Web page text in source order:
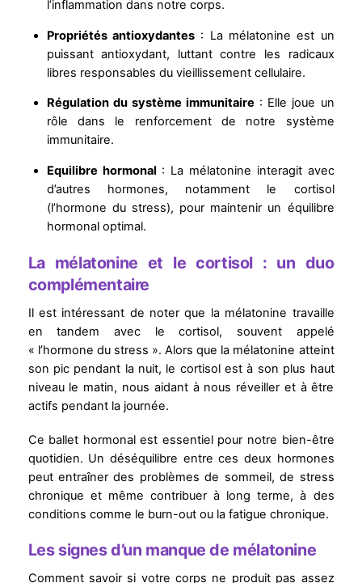
l’inflammation dans notre corps.
Propriétés antioxydantes : La mélatonine est un
puissant antioxydant, luttant contre les radicaux
libres responsables du vieillissement cellulaire.
Régulation du système immunitaire : Elle joue un
rôle dans le renforcement de notre système
immunitaire.
Equilibre hormonal : La mélatonine interagit avec
d’autres hormones, notamment le cortisol
(l’hormone du stress), pour maintenir un équilibre
hormonal optimal.
La mélatonine et le cortisol : un duo
complémentaire
Il est intéressant de noter que la mélatonine travaille
en tandem avec le cortisol, souvent appelé
« l’hormone du stress ». Alors que la mélatonine atteint
son pic pendant la nuit, le cortisol est à son plus haut
niveau le matin, nous aidant à nous réveiller et à être
actifs pendant la journée.
Ce ballet hormonal est essentiel pour notre bien-être
quotidien. Un déséquilibre entre ces deux hormones
peut entraîner des problèmes de sommeil, de stress
chronique et même contribuer à long terme, à des
conditions comme le burn-out ou la fatigue chronique.
Les signes d’un manque de mélatonine
Comment savoir si votre corps ne produit pas assez